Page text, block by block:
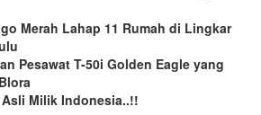
Merah Lahap 11 Rumah di Lingkar
Pesawat T-50i Golden Eagle yang
Milik Indonesia..!!